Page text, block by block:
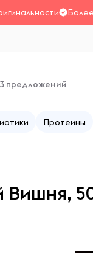
Протеины
Вишня,